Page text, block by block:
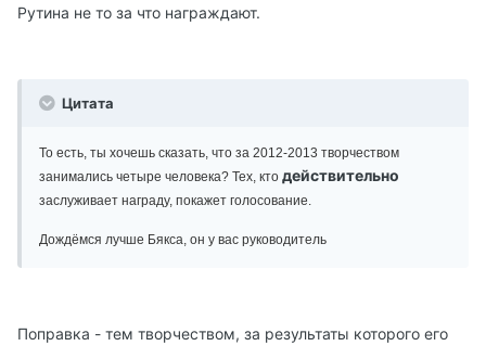
Рутина не то за что награждают.
Цитата
То есть, ты хочешь сказать, что за 2012-2013 творчеством
занимались четыре человека? Тех, кто действительно
заслуживает награду, покажет голосование.
Дождёмся лучше Бякса, он у вас руководитель
Поправка - тем творчеством, за результаты которого его